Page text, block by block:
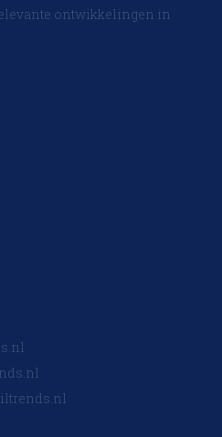
ontwikkelingen in